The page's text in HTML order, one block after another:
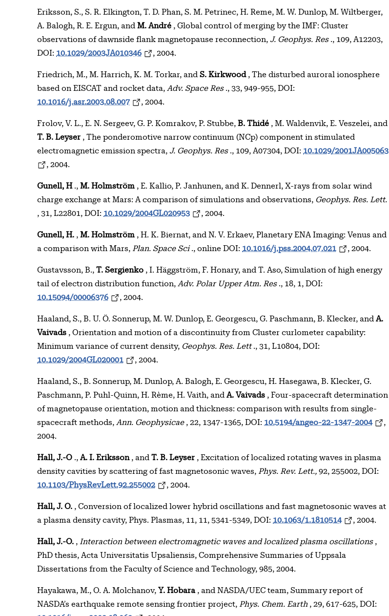
Eriksson, S., S. R. Elkington, T. D. Phan, S. M. Petrinec, H. Reme, M. W. Dunlop, M. Wiltberger,
A. Balogh, R. E. Ergun, and M. André , Global control of merging by the IMF: Cluster
observations of dawnside flank magnetopause reconnection, J. Geophys. Res., 109, A12203,
DOI: 10.1029/2003JA010346 , 2004.
Friedrich, M., M. Harrich, K. M. Torkar, and S. Kirkwood, The disturbed auroral ionosphere
based on EISCAT and rocket data, Adv. Space Res., 33, 949-955, DOI:
10.1016/j.asr.2003.08.007
, 2004.
Frolov, V. L., E. N. Sergeev, G. P. Komrakov, P. Stubbe, B. Thidé , M. Waldenvik, E. Veszelei, and
T. B. Leyser , The ponderomotive narrow continuum (NCp) component in stimulated
electromagnetic emission spectra, J. Geophys. Res., 109, A07304, DOI: 10.1029/2001JA005063
, 2004.
Gunell, H., M. Holmström , E. Kallio, P. Janhunen, and K. Dennerl, X-rays from solar wind
charge exchange at Mars: A comparison of simulations and observations, Geophys. Res. Lett.
, 31, L22801, DOI: 10.1029/2004GL020953 , 2004.
Gunell, H. , M. Holmström , H. K. Biernat, and N. V. Erkaev, Planetary ENA Imaging: Venus and
a comparison with Mars, Plan. Space Sci., online DOI: 10.1016/j.pss.2004.07.021 , 2004.
Gustavsson, B., T. Sergienko , I. Häggström, F. Honary, and T. Aso, Simulation of high energy
tail of electron distribution function, Adv. Polar Upper Atm. Res., 18, 1, DOI:
10.15094/00006376
, 2004.
Haaland, S., B. U. Ö. Sonnerup, M. W. Dunlop, E. Georgescu, G. Paschmann, B. Klecker, and A.
Vaivads , Orientation and motion of a discontinuity from Cluster curlometer capability:
Minimum variance of current density, Geophys. Res. Lett., 31, L10804, DOI:
10.1029/2004GL020001
, 2004.
Haaland, S., B. Sonnerup, M. Dunlop, A. Balogh, E. Georgescu, H. Hasegawa, B. Klecker, G.
Paschmann, P. Puhl-Quinn, H. Rème, H. Vaith, and A. Vaivads , Four-spacecraft determination
of magnetopause orientation, motion and thickness: comparison with results from single-
spacecraft methods, Ann. Geophysicae, 22, 1347-1365, DOI: 10.5194/angeo-22-1347-2004
,
2004.
Hall, J.-O ., A. I. Eriksson, and T. B. Leyser , Excitation of localized rotating waves in plasma
density cavities by scattering of fast magnetosonic waves, Phys. Rev. Lett., 92, 255002, DOI:
10.1103/PhysRevLett.92.255002
, 2004.
Hall, J. O. , Conversion of localized lower hybrid oscillations and fast magnetosonic waves at
a plasma density cavity, Phys. Plasmas, 11, 11, 5341-5349, DOI: 10.1063/1.1810514 , 2004.
Hall, J.-O. , Interaction between electromagnetic waves and localized plasma oscillations,
PhD thesis, Acta Universitatis Upsaliensis, Comprehensive Summaries of Uppsala
Dissertations from the Faculty of Science and Technology, 985, 2004.
Hayakawa, M., O. A. Molchanov, Y. Hobara , and NASDA/UEC team, Summary report of
NASDA’s earthquake remote sensing frontier project, Phys. Chem. Earth, 29, 617-625, DOI: